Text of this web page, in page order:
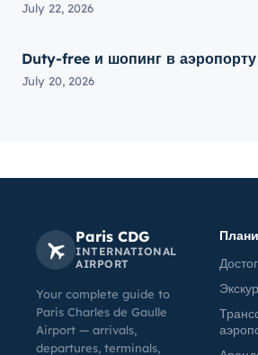
July 22, 2026
Duty-free и шопинг в
July 20, 2026
Paris CDG
INTERNATIONAL
AIRPORT
Your complete guide to
Paris Charles de Gaulle
Airport — arrivals,
departures, terminals,